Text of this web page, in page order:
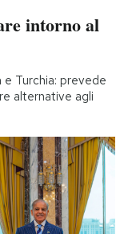
intorno al
Turchia: prevede
alternative agli